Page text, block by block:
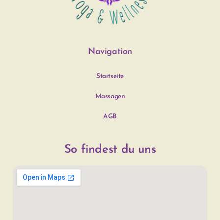
Navigation
Startseite
Massagen
AGB
So findest du uns